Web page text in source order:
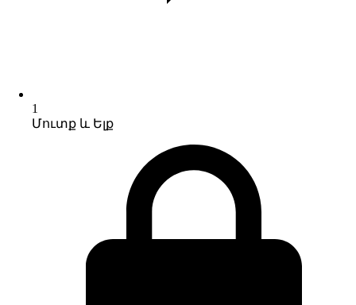
1
Մուտք և Ելք